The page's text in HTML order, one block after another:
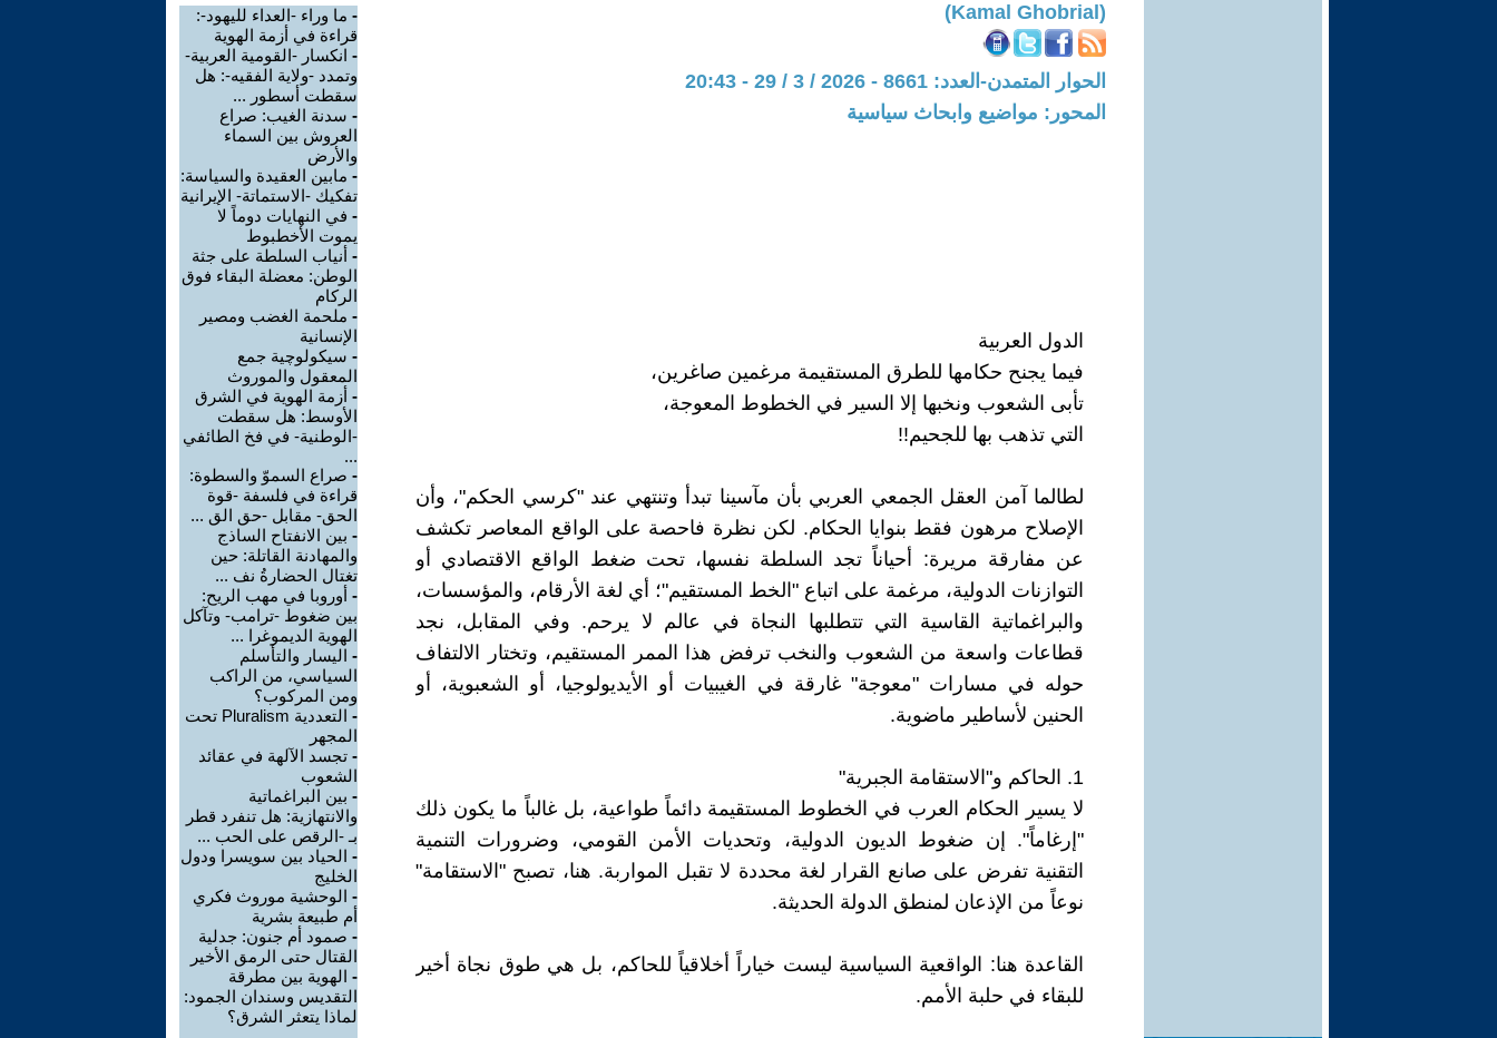
(Kamal Ghobrial)
الحوار المتمدن-العدد: 8661 - 2026 / 3 / 29 - 20:43
المحور: مواضيع وابحاث سياسية
الدول العربية
فيما يجنح حكامها للطرق المستقيمة مرغمين صاغرين،
تأبى الشعوب ونخبها إلا السير في الخطوط المعوجة،
التي تذهب بها للجحيم!!
لطالما آمن العقل الجمعي العربي بأن مآسينا تبدأ وتنتهي عند "كرسي الحكم"، وأن
الإصلاح مرهون فقط بنوايا الحكام. لكن نظرة فاحصة على الواقع المعاصر تكشف
عن مفارقة مريرة: أحياناً تجد السلطة نفسها، تحت ضغط الواقع الاقتصادي أو
التوازنات الدولية، مرغمة على اتباع "الخط المستقيم"؛ أي لغة الأرقام، والمؤسسات،
والبراغماتية القاسية التي تتطلبها النجاة في عالم لا يرحم. وفي المقابل، نجد
قطاعات واسعة من الشعوب والنخب ترفض هذا الممر المستقيم، وتختار الالتفاف
حوله في مسارات "معوجة" غارقة في الغيبيات أو الأيديولوجيا، أو الشعبوية، أو
الحنين لأساطير ماضوية.
1. الحاكم و"الاستقامة الجبرية"
لا يسير الحكام العرب في الخطوط المستقيمة دائماً طواعية، بل غالباً ما يكون ذلك
"إرغاماً". إن ضغوط الديون الدولية، وتحديات الأمن القومي، وضرورات التنمية
التقنية تفرض على صانع القرار لغة محددة لا تقبل المواربة. هنا، تصبح "الاستقامة"
نوعاً من الإذعان لمنطق الدولة الحديثة.
القاعدة هنا: الواقعية السياسية ليست خياراً أخلاقياً للحاكم، بل هي طوق نجاة أخير
للبقاء في حلبة الأمم.
- ما وراء -العداء لليهود-:
قراءة في أزمة الهوية
- انكسار -القومية العربية-
وتمدد -ولاية الفقيه-: هل
سقطت أسطور ...
- سدنة الغيب: صراع
العروش بين السماء
والأرض
- مابين العقيدة والسياسة:
تفكيك -الاستماتة- الإيرانية
- في النهايات دوماً لا
يموت الأخطبوط
- أنياب السلطة على جثة
الوطن: معضلة البقاء فوق
الركام
- ملحمة الغضب ومصير
الإنسانية
- سيكولوچية جمع
المعقول والموروث
- أزمة الهوية في الشرق
الأوسط: هل سقطت
-الوطنية- في فخ الطائفي
...
- صراع السموّ والسطوة:
قراءة في فلسفة -قوة
الحق- مقابل -حق الق ...
- بين الانفتاح الساذج
والمهادنة القاتلة: حين
تغتال الحضارةُ نف ...
- أوروبا في مهب الريح:
بين ضغوط -ترامب- وتآكل
الهوية الديموغرا ...
- اليسار والتأسلم
السياسي، من الراكب
ومن المركوب؟
-
التعددية Pluralism تحت
المجهر
- تجسد الآلهة في عقائد
الشعوب
- بين البراغماتية
والانتهازية: هل تنفرد قطر
بـ -الرقص على الحب ...
- الحياد بين سويسرا ودول
الخليج
- الوحشية موروث فكري
أم طبيعة بشرية
- صمود أم جنون: جدلية
القتال حتى الرمق الأخير
- الهوية بين مطرقة
التقديس وسندان الجمود:
لماذا يتعثر الشرق؟